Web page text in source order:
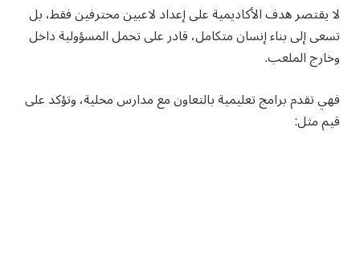
لا يقتصر هدف الأكاديمية على إعداد لاعبين محترفين فقط، بل
تسعى إلى بناء إنسان متكامل، قادر على تحمل المسؤولية داخل
وخارج الملعب.
فهي تقدم برامج تعليمية بالتعاون مع مدارس محلية، وتؤكد على
قيم مثل: